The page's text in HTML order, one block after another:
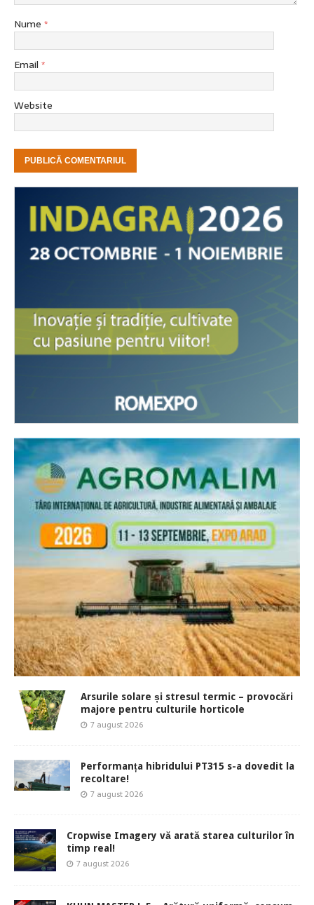
Nume *
Email *
Website
Arsurile solare și stresul termic – provocări
majore pentru culturile horticole
7 august 2026
Performanța hibridului PT315 s-a dovedit la
recoltare!
7 august 2026
Cropwise Imagery vă arată starea culturilor în
timp real!
7 august 2026